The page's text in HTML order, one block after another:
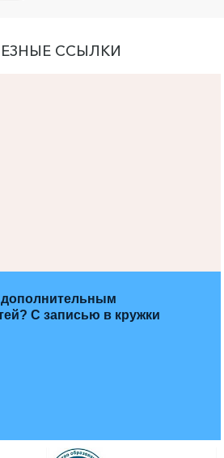
ССЫЛКИ
С записью в кружки